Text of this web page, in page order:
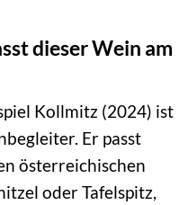
dieser Wein am
Kollmitz (2024) ist
Er passt
österreichischen
oder Tafelspitz,